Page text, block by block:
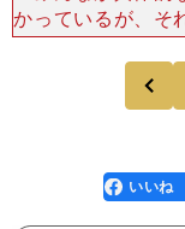
かっているが、そ
12カ月か......18
が、戻れるよう
前
faceboo
k
いいね